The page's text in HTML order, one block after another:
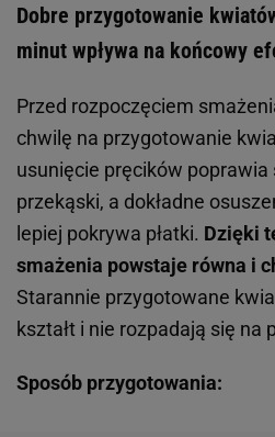
Dobre przygotowanie
minut wpływa na końcowy
Przed rozpoczęciem
chwilę na przygotowanie
usunięcie pręcików
przekąski, a dokładne
lepiej pokrywa płatki. Dzięki
smażenia powstaje równa i
Starannie przygotowane
kształt i nie rozpadają się na
Sposób przygotowania: